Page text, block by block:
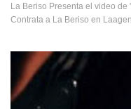
La Beriso Presenta el video de
Contrata a La Beriso en